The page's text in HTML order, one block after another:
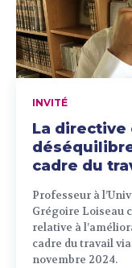
INVITÉ
La
cadre du
Professeur à
Grégoire Loiseau
relative à
cadre du travail
novembre 2024.